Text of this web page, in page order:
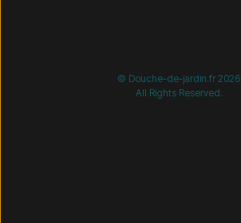
© Douche-de-jardin.fr 2026
All Rights Reserved.